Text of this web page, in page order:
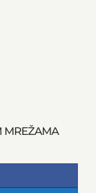
MREŽAMA